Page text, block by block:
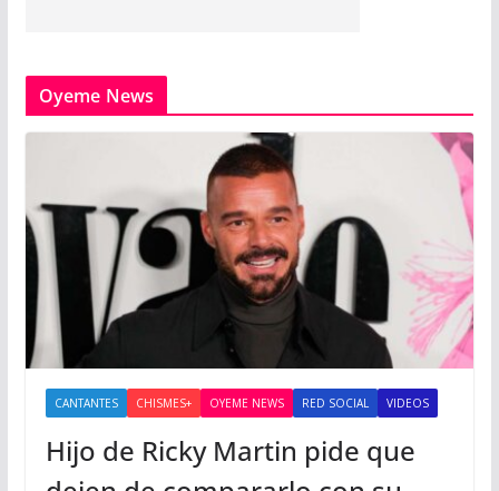
Oyeme News
CANTANTES CHISMES+ OYEME NEWS RED SOCIAL VIDEOS
Hijo de Ricky Martin pide que